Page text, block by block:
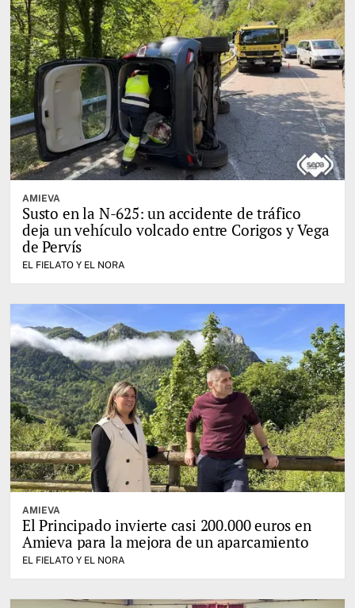
AMIEVA
Susto en la N-625: un accidente de tráfico
deja un vehículo volcado entre Corigos y Vega
de Pervís
EL FIELATO Y EL NORA
AMIEVA
El Principado invierte casi 200.000 euros en
Amieva para la mejora de un aparcamiento
EL FIELATO Y EL NORA